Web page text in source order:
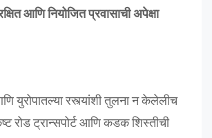
आणि नियोजित प्रवासाची अपेक्षा
युरोपातल्यारस्त्यांशीतुलनानकेलेलीच
रोडट्रान्सपोर्टआणिकडकशिस्तीची